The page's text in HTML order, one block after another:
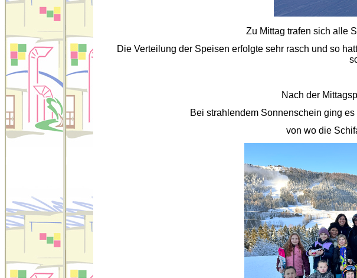
Zu Mittag trafen sich alle
Die Verteilung der Speisen erfolgte sehr rasch und so
Nach der
Bei strahlendem Sonnenschein ging
von wo die